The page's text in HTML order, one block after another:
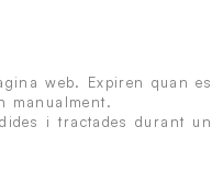
web. Expiren quan es
manualment.
i tractades durant un